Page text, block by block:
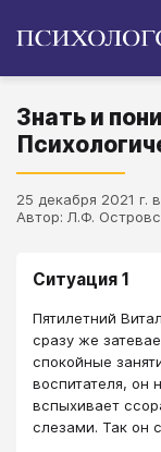
Знать и
25 декабря 2021 г.
Автор: Л.Ф.
Ситуация 1
Пятилетний
сразу же
спокойные
воспитателя, он
вспыхивает
слезами. Так он